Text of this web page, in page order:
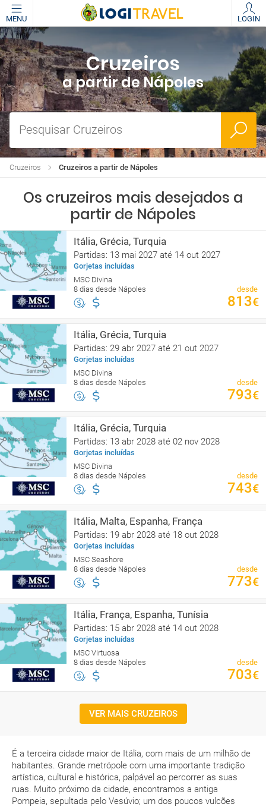
MENU LOGIN
Cruzeiros
a partir de Nápoles
Pesquisar Cruzeiros
Cruzeiros a partir de Nápoles
Cruzeiros
Os cruzeiros mais desejados a
partir de Nápoles
Itália, Grécia, Turquia
Partidas: 13 mai 2027 até 14 out 2027
Gorjetas incluídas
MSC Divina
8 dias desde Nápoles
desde
813€
Itália, Grécia, Turquia
Partidas: 29 abr 2027 até 21 out 2027
Gorjetas incluídas
MSC Divina
8 dias desde Nápoles
desde
793€
Itália, Grécia, Turquia
Partidas: 13 abr 2028 até 02 nov 2028
Gorjetas incluídas
MSC Divina
8 dias desde Nápoles
desde
743€
Itália, Malta, Espanha, França
Partidas: 19 abr 2028 até 18 out 2028
Gorjetas incluídas
MSC Seashore
8 dias desde Nápoles
desde
773€
Itália, França, Espanha, Tunísia
Partidas: 15 abr 2028 até 14 out 2028
Gorjetas incluídas
MSC Virtuosa
8 dias desde Nápoles
desde
703€
VER MAIS CRUZEIROS
É a terceira cidade maior de Itália, com mais de um milhão de
habitantes. Grande metrópole com uma importante tradição
artística, cultural e histórica, palpável ao percorrer as suas
ruas. Muito próximo da cidade, encontramos a antiga
Pompeia, sepultada pelo Vesúvio; um dos poucos vulcões